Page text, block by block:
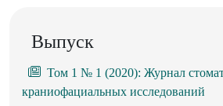
Выпуск
Том 1 № 1 (2020): Журнал
краниофациальных исследований